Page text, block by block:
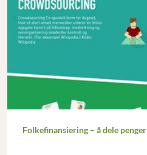
Folkefinansiering – å dele penger